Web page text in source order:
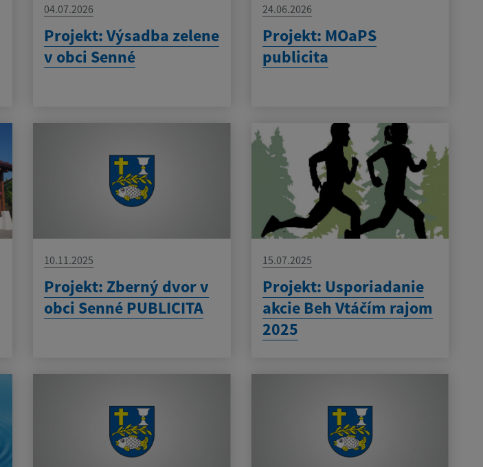
04.07.2026
Projekt: Výsadba zelene
v obci Senné
24.06.2026
Projekt: MOaPS
publicita
10.11.2025
Projekt: Zberný dvor v
obci Senné PUBLICITA
15.07.2025
Projekt: Usporiadanie
akcie Beh Vtáčím rajom
2025